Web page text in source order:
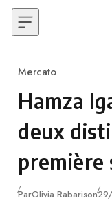
Skip to content
Category
Mercato
Hamza
deux
première
ParOlivia Rabarison